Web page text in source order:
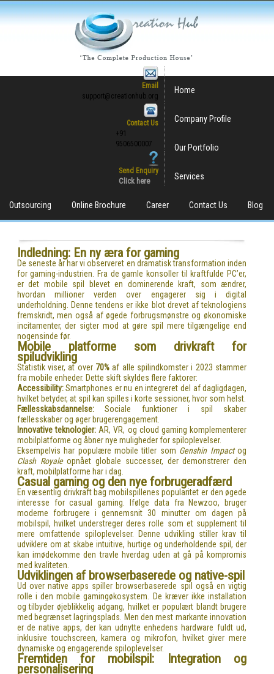
Email
support@creationhub.org
Contact Us
+91
9506500007
Send Enquiry
Click here
Home
Company Profile
Our Portfolio
Services
Outsourcing Online Brochure Career Contact Us Blog
Indledning: En ny æra for gaming
De seneste år har vi observeret en dramatisk transformation inden
for gaming-industrien. Fra de gamle konsoller til kraftfulde PC’er,
er det mobile spil blevet en dominerende kraft, som ændrer,
hvordan millioner verden over engagerer sig i digital
underholdning. Denne tendens er ikke blot drevet af teknologiens
fremskridt, men også af øgede forbrugsmønstre og økonomiske
incitamenter, der sigter mod at gøre spil mere tilgængelige end
nogensinde før.
Mobile platforme som drivkraft for
spiludvikling
Statistik viser, at over 70% af alle spilindkomster i 2023 stammer
fra mobile enheder. Dette skift skyldes flere faktorer:
Accessibility:Smartphones er nu en integreret del af dagligdagen,
hvilket betyder, at spil kan spilles i korte sessioner, hvor som helst.
Fællesskabsdannelse:Sociale funktioner i spil skaber
fællesskaber og øger brugerengagement.
Innovative teknologier:AR, VR, og cloud gaming komplementerer
mobilplatforme og åbner nye muligheder for spiloplevelser.
Eksempelvis har populære mobile titler som Genshin Impactog
Clash Royaleopnået globale successer, der demonstrerer den
kraft, mobilplatforme har i dag.
Casual gaming og den nye forbrugeradfærd
En væsentlig drivkraft bag mobilspillenes popularitet er den øgede
interesse for casual gaming. Ifølge data fra Newzoo, bruger
moderne forbrugere i gennemsnit 30 minutter om dagen på
mobilspil, hvilket understreger deres rolle som et supplement til
mere omfattende spiloplevelser. Denne udvikling stiller krav til
udviklere om at skabe intuitive, hurtige og underholdende spil, der
kan imødekomme den travle hverdag uden at gå på kompromis
med kvaliteten.
Udviklingen af browserbaserede og native-spil
Ud over native apps spiller browserbaserede spil også en vigtig
rolle i den mobile gamingøkosystem. De kræver ikke installation
og tilbyder øjeblikkelig adgang, hvilket er populært blandt brugere
med begrænset lagringsplads. Men den mest markante innovation
er de native apps, der kan udnytte enhedens hardware fuldt ud,
inklusive touchscreen, kamera og mikrofon, hvilket giver mere
dynamiske og engagerende spiloplevelser.
Fremtiden for mobilspil: Integration og
personalisering